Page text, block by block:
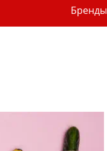
Бренды